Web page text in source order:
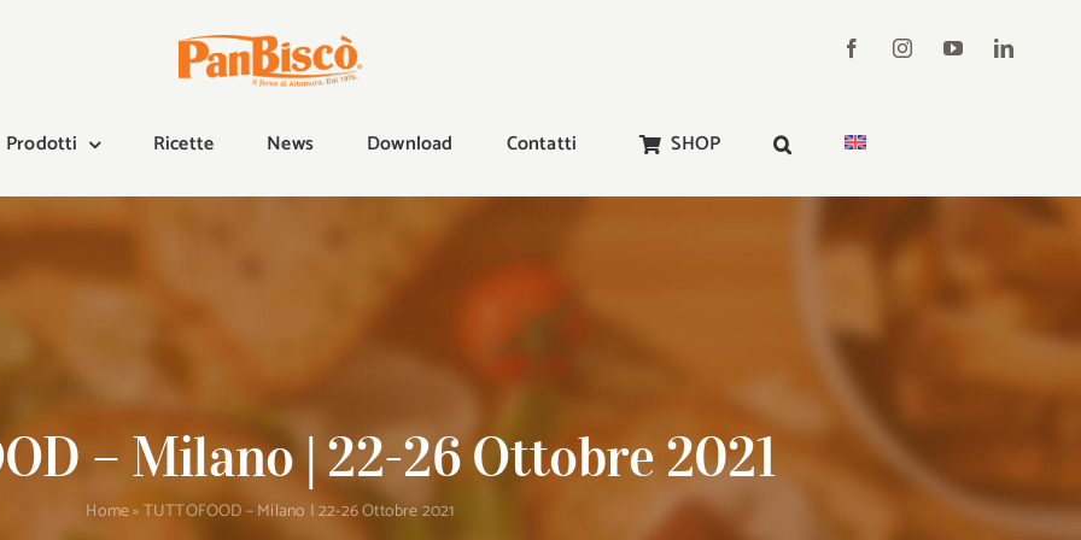
Prodotti Ricette News Download Contatti SHOP
– Milano | 22-26 Ottobre 2021
Home»TUTTOFOOD – Milano | 22-26 Ottobre 2021